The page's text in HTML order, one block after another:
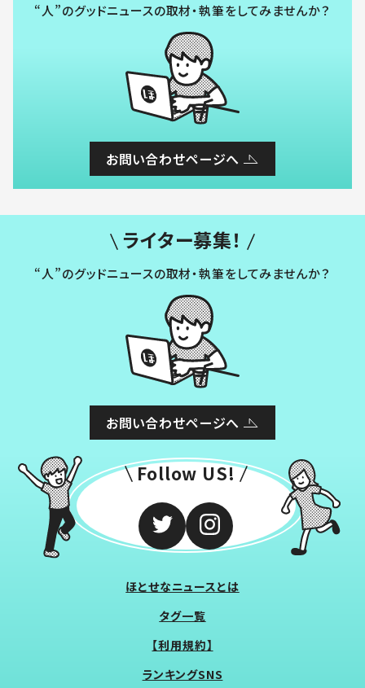
“人”のグッドニュースの取材・執筆をしてみませんか？
お問い合わせページへ
ライター募集！
“人”のグッドニュースの取材・執筆をしてみませんか？
お問い合わせページへ
Follow US!
ほとせなニュースとは
タグ一覧
【利用規約】
ランキングSNS